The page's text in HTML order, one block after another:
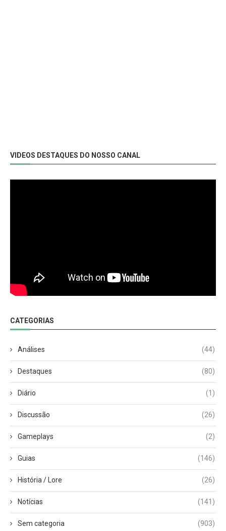
VIDEOS DESTAQUES DO NOSSO CANAL
CATEGORIAS
Análises (44)
Destaques (80)
Diário (1)
Discussão (26)
Gameplays (2)
Guias (146)
História / Lore (26)
Notícias (141)
Sem categoria (903)